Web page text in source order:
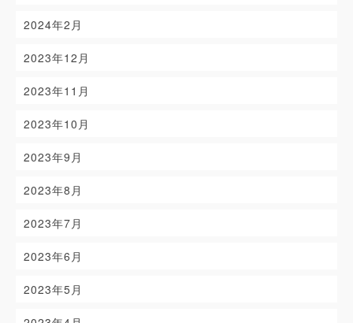
2024年2月
2023年12月
2023年11月
2023年10月
2023年9月
2023年8月
2023年7月
2023年6月
2023年5月